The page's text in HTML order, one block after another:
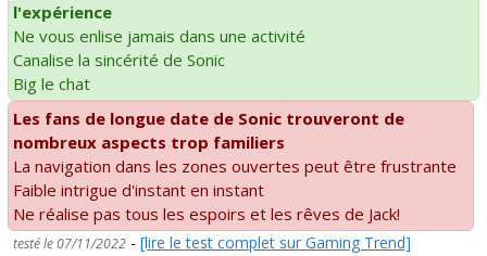
l'expérience
Ne vous enlise jamais dans une activité
Canalise la sincérité de Sonic
Big le chat
Les fans de longue date de Sonic trouveront de
nombreux aspects trop familiers
La navigation dans les zones ouvertes peut être frustrante
Faible intrigue d'instant en instant
Ne réalise pas tous les espoirs et les rêves de Jack!
testé le 07/11/2022 - [lire le test complet sur Gaming Trend]